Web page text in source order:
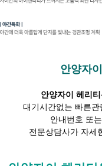
안양자
안양자이 헤리
대기시간없는 빠른관
안내번호 또
전문상담사가 자세